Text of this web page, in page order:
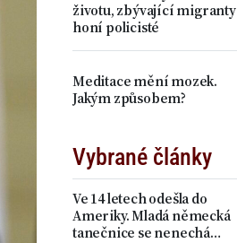
životu, zbývající migranty
honí policisté
Meditace mění mozek.
Jakým způsobem?
Vybrané články
Ve 14 letech odešla do
Ameriky. Mladá německá
tanečnice se nenechá